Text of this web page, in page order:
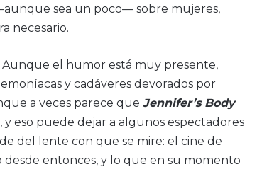
sea un poco— sobre mujeres,
necesario.
el humor está muy presente,
y cadáveres devorados por
a veces parece que Jennifer’s Body
eso puede dejar a algunos espectadores
del lente con que se mire: el cine de
entonces, y lo que en su momento